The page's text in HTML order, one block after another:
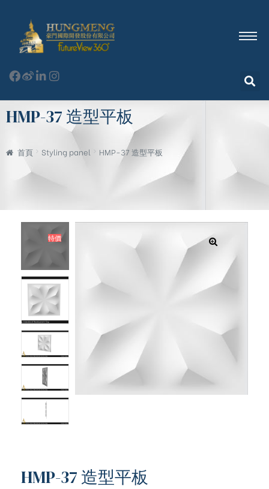
HMP-37 造型平板
首頁 Styling panel HMP-37 造型平板
特價
HMP-37 造型平板